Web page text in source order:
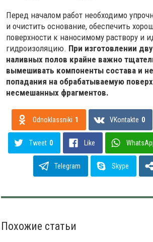
Перед началом работ необходимо
и очистить основание, обеспечить
поверхности к наносимому раствору и
гидроизоляцию. При изготовлении
наливных полов крайне важно
вымешивать компоненты состава и
попадания на обрабатываемую
несмешанных фрагментов.
Odnoklassniki 1 VKontakte 0
Tweet 0 Like
Telegram Skype
Похожие статьи